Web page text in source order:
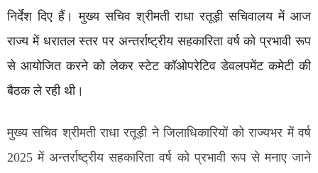
निर्देश दिए हैं। मुख्य सचिव श्रीमती राधा रतूड़ी सचिवालय में आज
राज्य में धरातल स्तर पर अन्तर्राष्ट्रीय सहकारिता वर्ष को प्रभावी रूप
से आयोजित करने को लेकर स्टेट कॉओपरेटिव डेवलपमेंट कमेटी की
बैठक ले रही थी।
मुख्य सचिव श्रीमती राधा रतूड़ी ने जिलाधिकारियों को राज्यभर में वर्ष
2025 में अन्तर्राष्ट्रीय सहकारिता वर्ष को प्रभावी रूप से मनाए जाने